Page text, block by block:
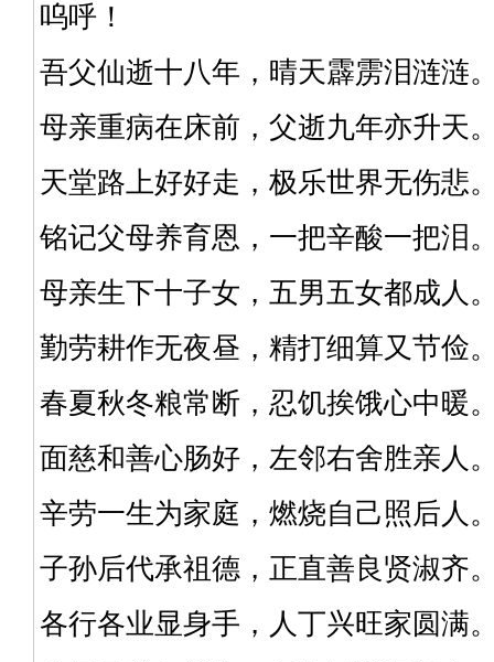
呜呼！
吾父仙逝十八年，晴天霹雳泪涟涟
母亲重病在床前，父逝九年亦升天
天堂路上好好走，极乐世界无伤悲
铭记父母养育恩，一把辛酸一把泪
母亲生下十子女，五男五女都成人
勤劳耕作无夜昼，精打细算又节俭
春夏秋冬粮常断，忍饥挨饿心中暖
面慈和善心肠好，左邻右舍胜亲人
辛劳一生为家庭，燃烧自己照后人
子孙后代承祖德，正直善良贤淑齐
各行各业显身手，人丁兴旺家圆满